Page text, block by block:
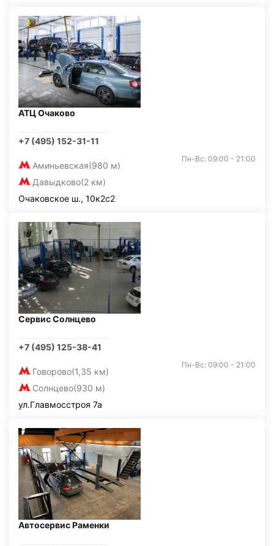
АТЦ Очаково
+7 (495) 152-31-11
Аминьевская(980 м)
Давыдково(2 км)
Пн-Вс: 09:00 - 21:00
Очаковское ш., 10к2с2
Сервис Солнцево
+7 (495) 125-38-41
Говорово(1,35 км)
Солнцево(930 м)
Пн-Вс: 09:00 - 21:00
ул.Главмосстроя 7а
Автосервис Раменки